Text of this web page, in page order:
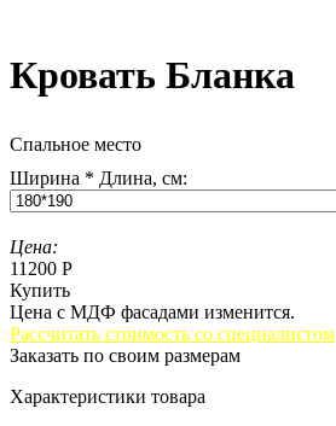
Кровать Бланка
Спальное место
Ширина * Длина, см:
Цена:
11200 Р
Купить
Цена с МДФ фасадами изменится.
Рассчитать стоимость со специалистом
Заказать по своим размерам
Характеристики товара